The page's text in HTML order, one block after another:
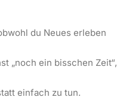
du Neues erleben
„noch ein bisschen Zeit“,
einfach zu tun.